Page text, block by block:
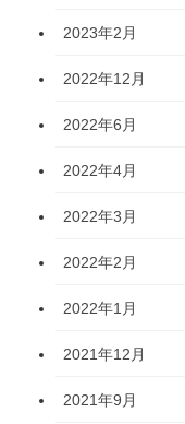
2023年2月
2022年12月
2022年6月
2022年4月
2022年3月
2022年2月
2022年1月
2021年12月
2021年9月